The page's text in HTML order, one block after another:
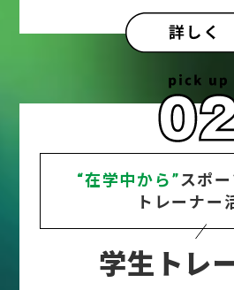
“在学中から”スポ
トレーナー
学生トレ